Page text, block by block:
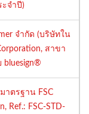
ะจำปี)
จำกัด (บริษัทใน
สาขา
bluesign®
าตรฐาน FSC
Ref.: FSC-STD-